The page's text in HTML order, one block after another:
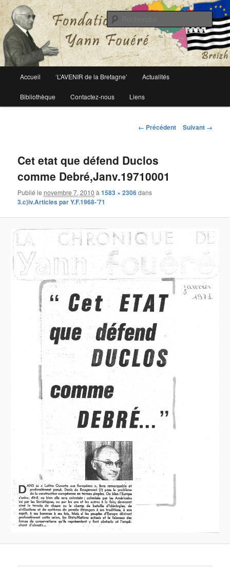
Fondation Yann Fouéré
Le site officiel de la fondation Yann Fouéré
principal
Aller
au
Accueil ‘L’AVENIR de la Bretagne’ Actualités
Bibliothèque Contactez-nous Liens
Navigation
← Précédent Suivant →
Cet etat que défend Duclos
comme Debré,Janv.19710001
Publié lenovembre 7, 2010 à1583 × 2306dans
3.c)iv.Articles par Y.F.1968-’71